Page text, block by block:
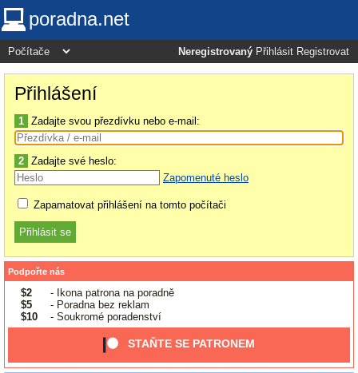
poradna.net
Neregistrovaný Přihlásit Registrovat
Přihlášení
1 Zadajte svou přezdívku nebo e-mail:
2 Zadajte své heslo:
Zapomenuté heslo
Zapamatovat přihlášení na tomto počítači
Podpořte nás
$2
- Ikona patrona na poradně
$5
- Poradna bez reklam
$10
- Soukromé poradenství
STAŇTE SE PATRONEM